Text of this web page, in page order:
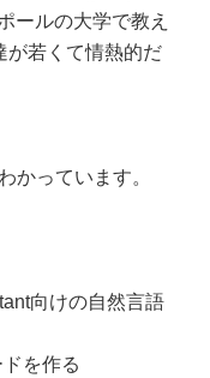
ールの大学で教え
が若くて情熱的だ
かっています。
向けの自然言語
を作る